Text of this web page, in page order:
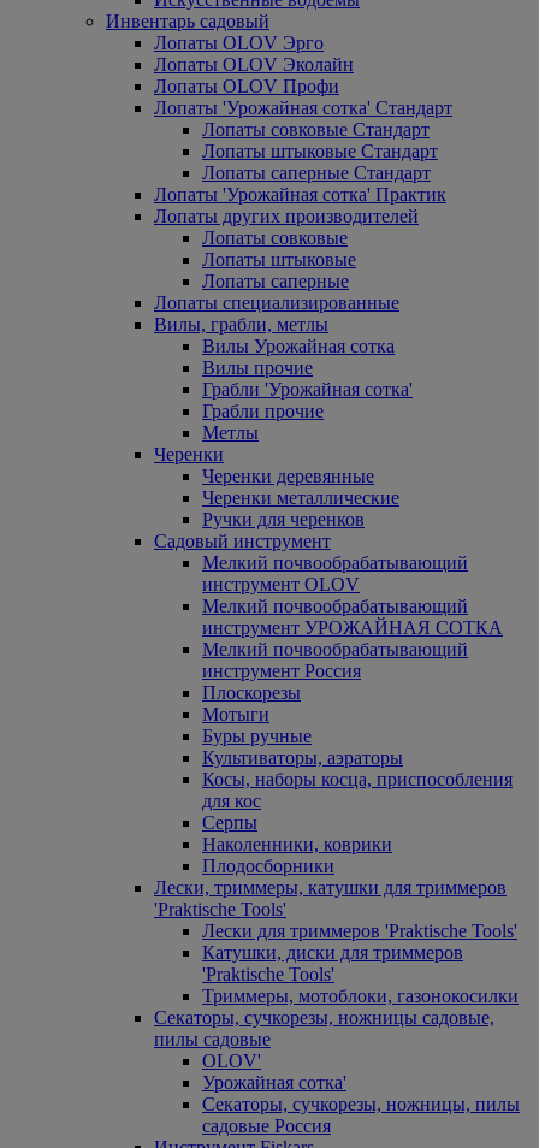
Инвентарь садовый
Лопаты OLOV Эрго
Лопаты OLOV Эколайн
Лопаты OLOV Профи
Лопаты 'Урожайная сотка' Стандарт
Лопаты совковые Стандарт
Лопаты штыковые Стандарт
Лопаты саперные Стандарт
Лопаты 'Урожайная сотка' Практик
Лопаты других производителей
Лопаты совковые
Лопаты штыковые
Лопаты саперные
Лопаты специализированные
Вилы, грабли, метлы
Вилы Урожайная сотка
Вилы прочие
Грабли 'Урожайная сотка'
Грабли прочие
Метлы
Черенки
Черенки деревянные
Черенки металлические
Ручки для черенков
Садовый инструмент
Мелкий почвообрабатывающий
инструмент OLOV
Мелкий почвообрабатывающий
инструмент УРОЖАЙНАЯ СОТКА
Мелкий почвообрабатывающий
инструмент Россия
Плоскорезы
Мотыги
Буры ручные
Культиваторы, аэраторы
Косы, наборы косца, приспособления
для кос
Серпы
Наколенники, коврики
Плодосборники
Лески, триммеры, катушки для триммеров
'Praktische Tools'
Лески для триммеров 'Praktische Tools'
Катушки, диски для триммеров
'Praktische Tools'
Триммеры, мотоблоки, газонокосилки
Секаторы, сучкорезы, ножницы садовые,
пилы садовые
OLOV'
Урожайная сотка'
Секаторы, сучкорезы, ножницы, пилы
садовые Россия